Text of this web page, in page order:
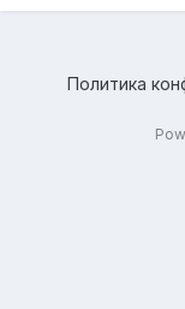
Политика